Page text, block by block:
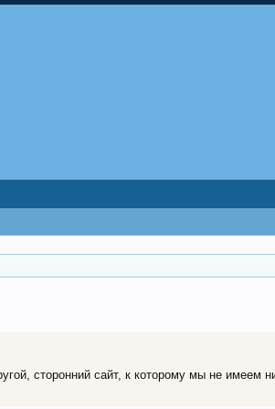
сторонний сайт, к которому мы не имеем